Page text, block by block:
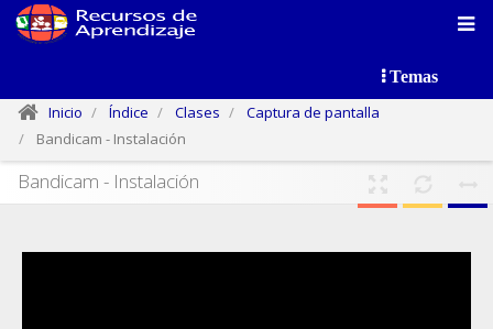
Temas
Inicio Índice Clases
Captura de pantalla
Bandicam - Instalación
Bandicam - Instalación